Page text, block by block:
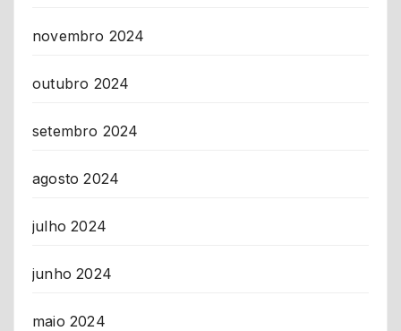
novembro 2024
outubro 2024
setembro 2024
agosto 2024
julho 2024
junho 2024
maio 2024